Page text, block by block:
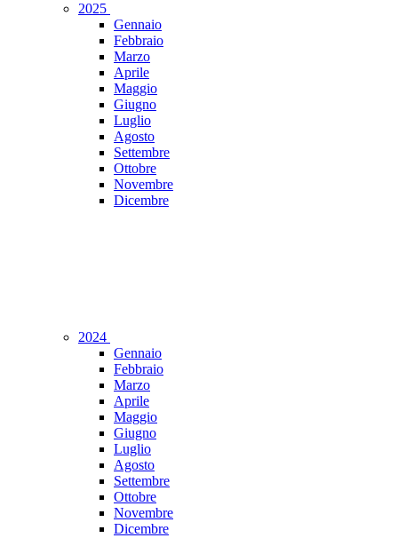
2025
Gennaio
Febbraio
Marzo
Aprile
Maggio
Giugno
Luglio
Agosto
Settembre
Ottobre
Novembre
Dicembre
2024
Gennaio
Febbraio
Marzo
Aprile
Maggio
Giugno
Luglio
Agosto
Settembre
Ottobre
Novembre
Dicembre